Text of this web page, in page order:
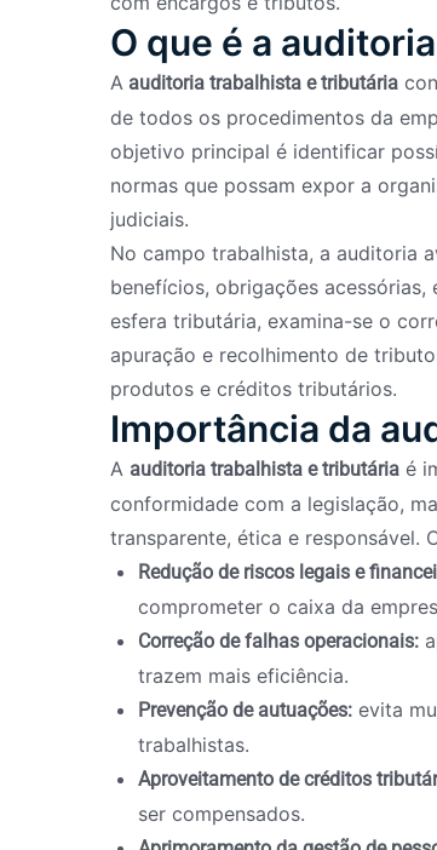
O que é a
Aauditoria trabalhista e tributária
de todos os procedimentos da
objetivo principal é identificar
normas que possam expor a
judiciais.
No campo trabalhista, a auditoria
benefícios, obrigações
esfera tributária, examina-se o
apuração e recolhimento de
produtos e créditos tributários.
Importância da
A auditoria trabalhista e tributáriaé
conformidade com a legislação,
transparente, ética e responsável.
Redução de riscos legais e
comprometer o caixa da
Correção de falhas operacionais:
trazem mais eficiência.
Prevenção de autuações: evita
trabalhistas.
Aproveitamento de créditos
ser compensados.